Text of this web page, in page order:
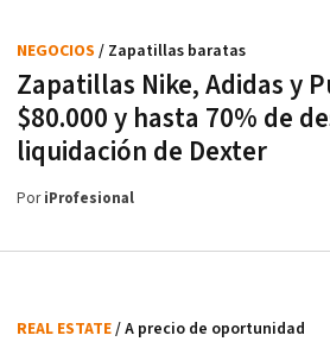
Zapatillas Nike, Adidas y
$80.000 y hasta 70% de
liquidación de Dexter
NEGOCIOS / Zapatillas baratas
PoriProfesional
REAL ESTATE/ A precio de oportunidad